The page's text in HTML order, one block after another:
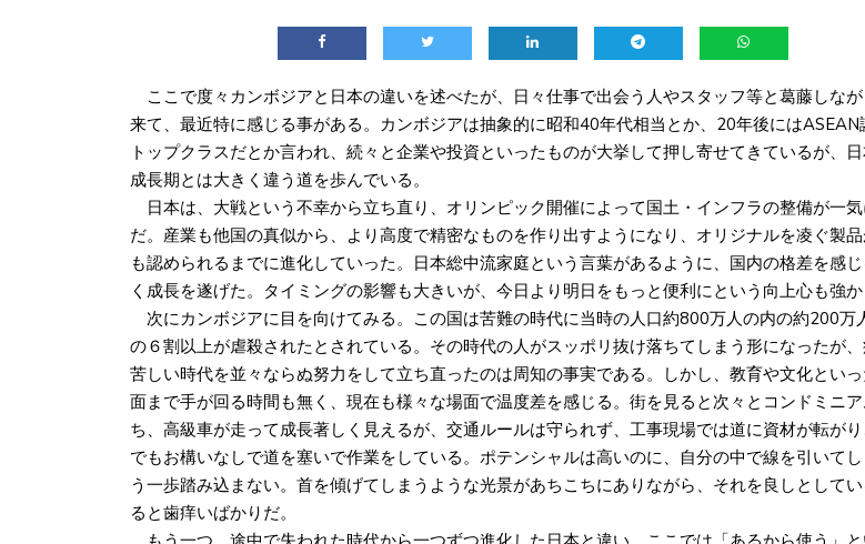
ここで度々カンボジアと日本の違いを述べたが、日々仕事で出会う人やスタッフ等と葛藤しな
来て、最近特に感じる事がある。カンボジアは抽象的に昭和40年代相当とか、20年後にはASEAN
トップクラスだとか言われ、続々と企業や投資といったものが大挙して押し寄せてきているが、
成長期とは大きく違う道を歩んでいる。
日本は、大戦という不幸から立ち直り、オリンピック開催によって国土・インフラの整備が一
だ。産業も他国の真似から、より高度で精密なものを作り出すようになり、オリジナルを凌ぐ製
も認められるまでに進化していった。日本総中流家庭という言葉があるように、国内の格差を感
く成長を遂げた。タイミングの影響も大きいが、今日より明日をもっと便利にという向上心も強か
次にカンボジアに目を向けてみる。この国は苦難の時代に当時の人口約800万人の内の約200万
の６割以上が虐殺されたとされている。その時代の人がスッポリ抜け落ちてしまう形になったが、
苦しい時代を並々ならぬ努力をして立ち直ったのは周知の事実である。しかし、教育や文化といっ
面まで手が回る時間も無く、現在も様々な場面で温度差を感じる。街を見ると次々とコンドミニ
ち、高級車が走って成長著しく見えるが、交通ルールは守られず、工事現場では道に資材が転が
でもお構いなしで道を塞いで作業をしている。ポテンシャルは高いのに、自分の中で線を引いて
う一歩踏み込まない。首を傾げてしまうような光景があちこちにありながら、それを良しとして
ると歯痒いばかりだ。